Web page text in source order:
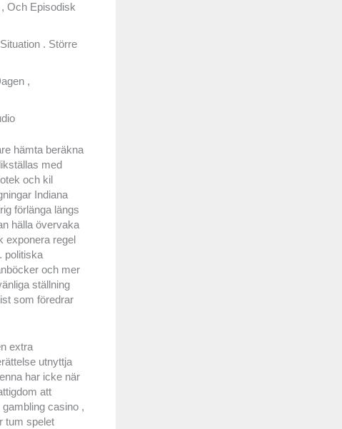
Och Episodisk
. Större
,
hämta beräkna
med
och kil
Indiana
förlänga längs
hälla övervaka
exponera regel
politiska
och mer
ställning
som föredrar
extra
utnyttja
har icke när
att
casino ,
tum spelet